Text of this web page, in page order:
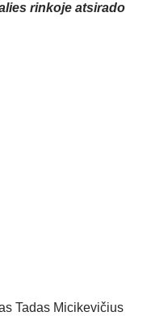
rinkoje atsirado
Tadas Micikevičius